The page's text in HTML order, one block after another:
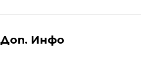
Доп. Инфо